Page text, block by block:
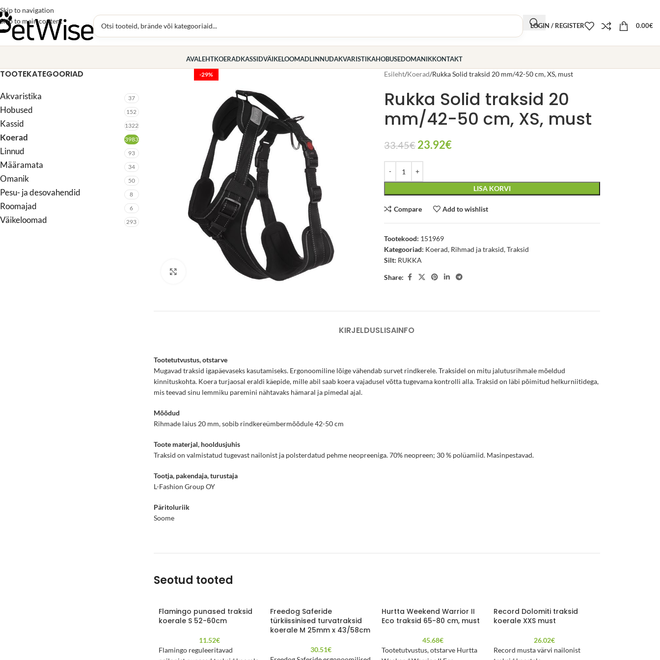
Skip to navigation
Skip to main content
LOGIN / REGISTER 0.00€
AVALEHTKOERADKASSIDVÄIKELOOMADLINNUDAKVARISTIKAHOBUSEDOMANIKKONTAKT
TOOTEKATEGOORIAD
Akvaristika 37
Hobused 152
Kassid 1322
Koerad 3983
Linnud 93
Määramata 34
Omanik 50
Pesu- ja desovahendid 8
Roomajad 6
Väikeloomad 293
-29% Esileht Koerad Rukka Solid traksid 20 mm/42-50 cm, XS, must
Rukka Solid traksid 20
mm/42-50 cm, XS, must
33.45€ 23.92€
LISA KORVI
Compare Add to wishlist
Tootekood: 151969
Kategooriad: Koerad, Rihmad ja traksid,Traksid
Silt: RUKKA
Share:
KIRJELDUSLISAINFO
Tootetutvustus, otstarve
Mugavad traksid igapäevaseks kasutamiseks. Ergonoomiline lõige vähendab survet rindkerele. Traksidel on mitu jalutusrihmale mõeldud
kinnituskohta. Koera turjaosal eraldi käepide, mille abil saab koera vajadusel võtta tugevama kontrolli alla. Traksid on läbi põimitud helkurniitidega,
mis teevad sinu lemmiku paremini nähtavaks hämaral ja pimedal ajal.
Mõõdud
Rihmade laius 20 mm, sobib rindkereümbermõõdule 42-50 cm
Toote materjal, hooldusjuhis
Traksid on valmistatud tugevast nailonist ja polsterdatud pehme neopreeniga. 70% neopreen; 30 % polüamiid. Masinpestavad.
Tootja, pakendaja, turustaja
L-Fashion Group OY
Päritoluriik
Soome
Seotud tooted
Flamingo punased traksid
koerale S 52-60cm
11.52€
Flamingo reguleeritavad
Freedog Saferide
türkiissinised turvatraksid
koerale M 25mm x 43/58cm
30.51€
Hurtta Weekend Warrior II
Eco traksid 65-80 cm, must
45.68€
Tootetutvustus, otstarve Hurtta
Record Dolomiti traksid
koerale XXS must
26.02€
Record musta värvi nailonist